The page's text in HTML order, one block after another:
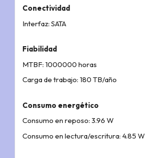
Conectividad
Interfaz: SATA
Fiabilidad
MTBF: 1000000 horas
Carga de trabajo: 180 TB/año
Consumo energético
Consumo en reposo: 3.96 W
Consumo en lectura/escritura: 4.85 W